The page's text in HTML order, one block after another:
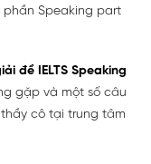
Speaking part
đề IELTS Speaking
gặp và một số câu
thầy cô tại trung tâm